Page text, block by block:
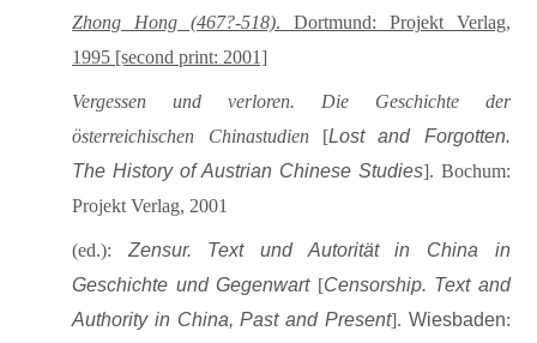
Zhong Hong (467?-518). Dortmund: Projekt Verlag,
1995 [second print: 2001]
Vergessen und verloren. Die Geschichte der
österreichischen Chinastudien
[Lost and Forgotten.
The History of Austrian Chinese Studies]. Bochum:
ProjektVerlag, 2001
(ed.):Zensur. Text und Autorität in China in
Geschichte und Gegenwart [Censorship. Text and
Authority in China, Past and Present]. Wiesbaden: